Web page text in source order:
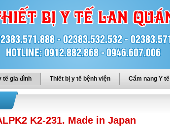
tế gia đình Thiết bị y tế bệnh viện Cẩm nang Y tế
K2-231. Made in Japan